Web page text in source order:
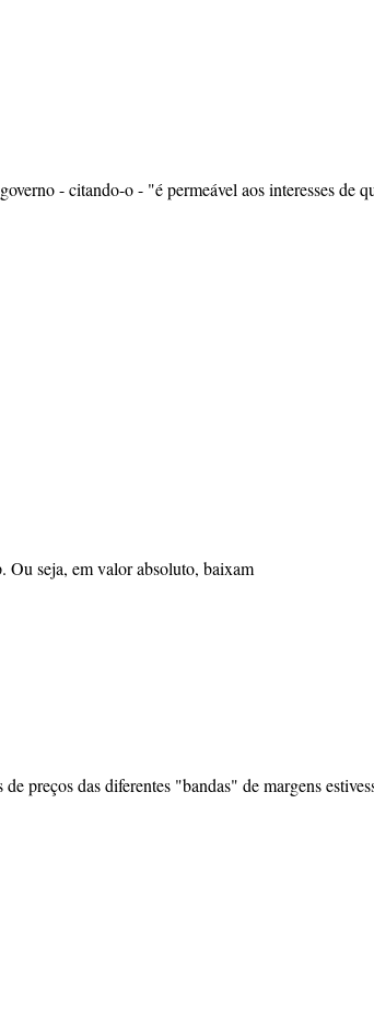
- citando-o - "é permeável aos interesses de
Ou seja, em valor absoluto, baixam
preços das diferentes "bandas" de margens